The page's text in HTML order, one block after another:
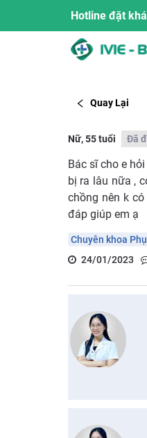
Hotline đặt
Quay Lại
Nữ, 55 tuổi Đã
Bác sĩ cho e
bị ra lâu nữa ,
chồng nên k
đáp giúp em ạ
Chuyên khoa
24/01/2023